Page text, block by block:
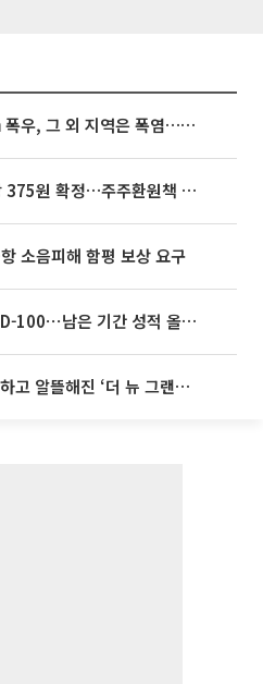
동해안은 시간당 80㎜ 폭우, 그 외 지역은 폭염…‘극과 극 날씨’
SK하이닉스, 분기배당 375원 확정…주주환원책 9월로 앞당겨 발표
소음피해 함평 보상 요구
'개편 전 마지막 수능' D-100⋯남은 기간 성적 올릴 전략은
효율·AI 더했다…더 강하고 알뜰해진 ‘더 뉴 그랜저 하이브리드’ [ET의 모빌리티]